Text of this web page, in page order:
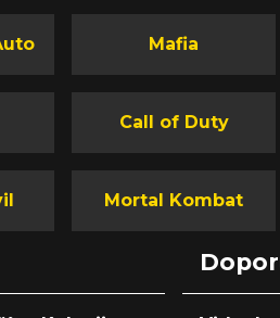
Mafia
Call of Duty
Mortal Kombat